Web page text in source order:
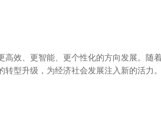
效、更智能、更个性化的方向发展。随
型升级，为经济社会发展注入新的活力